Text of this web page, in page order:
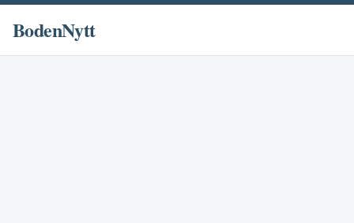
BodenNytt